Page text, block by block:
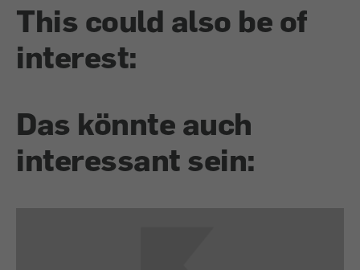
This could also be of
interest:
Das könnte auch
interessant sein: